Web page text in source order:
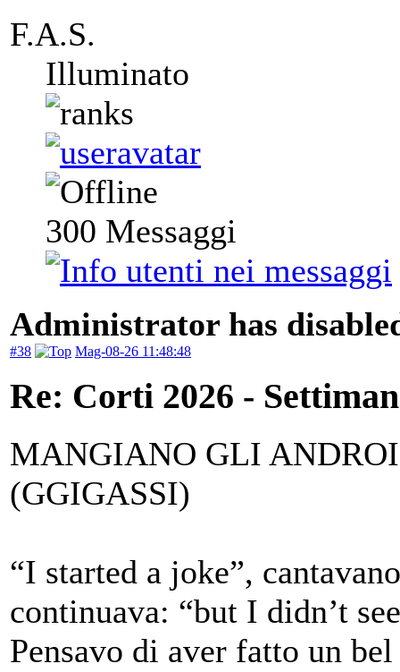
F.A.S.
Illuminato
300 Messaggi
Administrator has
#38 Mag-08-26 11:48:48
Re: Corti 2026 -
MANGIANO GLI
(GGIGASSI)
“I started a joke”,
continuava: “but I didn’t
Pensavo di aver fatto un